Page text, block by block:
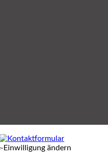
Einwilligung ändern